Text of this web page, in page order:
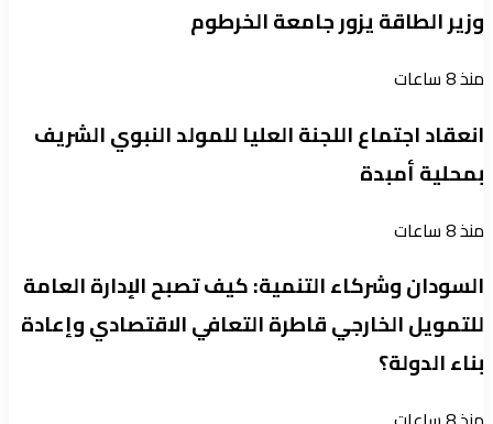
وزير الطاقة يزور جامعة الخرطوم
منذ 8 ساعات
انعقاد اجتماع اللجنة العليا للمولد النبوي الشريف
بمحلية أمبدة
منذ 8 ساعات
السودان وشركاء التنمية: كيف تصبح الإدارة العامة
للتمويل الخارجي قاطرة التعافي الاقتصادي وإعادة
بناء الدولة؟